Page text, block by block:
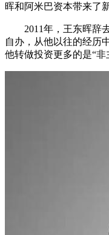
晖和阿米巴资本带来了
2011年，王东晖辞去
自办，从他以往的经历
他转做投资更多的是“非